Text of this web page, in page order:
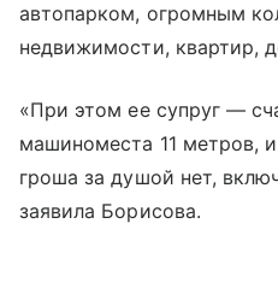
автопарком, огромным
недвижимости, квартир,
«При этом ее супруг —
машиноместа 11 метров,
гроша за душой нет,
заявила Борисова.